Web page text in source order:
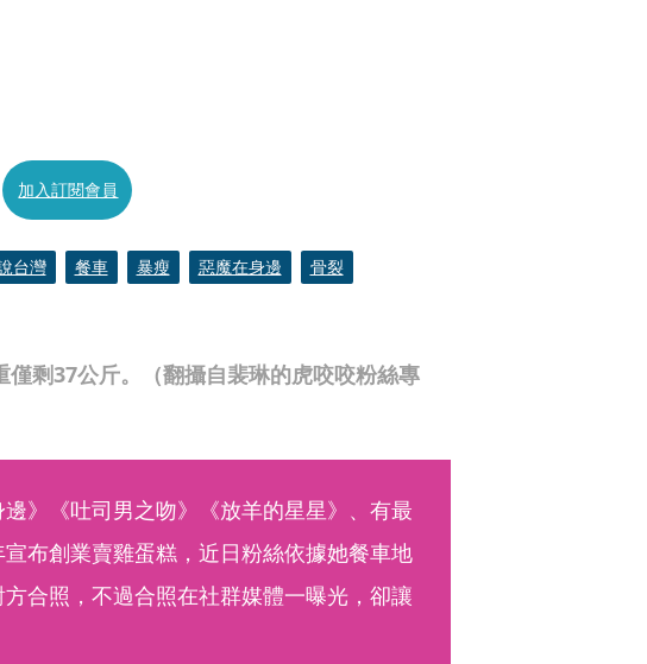
剩37公斤。（翻攝自裴琳的虎咬咬粉絲專
加入訂閱會員
台灣 餐車 暴瘦 惡魔在身邊 骨裂
》《吐司男之吻》《放羊的星星》、有最
布創業賣雞蛋糕，近日粉絲依據她餐車地
合照，不過合照在社群媒體一曝光，卻讓